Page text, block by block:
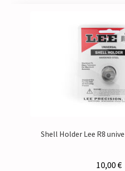
Shell Holder Lee R8
10,00€